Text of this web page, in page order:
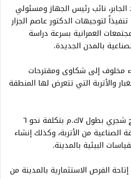
نائب رئيس الجهاز ومسئولي
لتوجيهات الدكتور عاصم الجزار
العمرانية بسرعة دراسة
بالمدن الجديدة.
مخلوف إلى شكاوى ومقترحات
والأتربة التي تتعرض لها المنطقة
موضحة أنه جارِ تنفيذ سياج شجري بطول ٧ك.م بتكلفة نحو ٦
الصناعية من الأتربة، وكذلك إنشاء
البيئية بالمدينة.
الفرص الاستثمارية بالمدينة من